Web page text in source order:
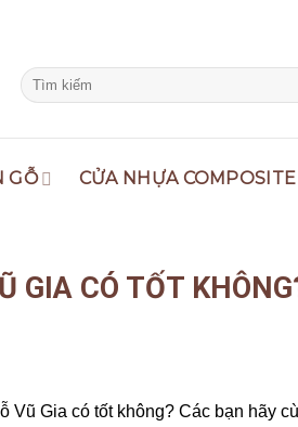
Search
for:
GỖ CỬA NHỰA COMPOSITE
GIA CÓ TỐT
Gia có tốt không? Các bạn hãy